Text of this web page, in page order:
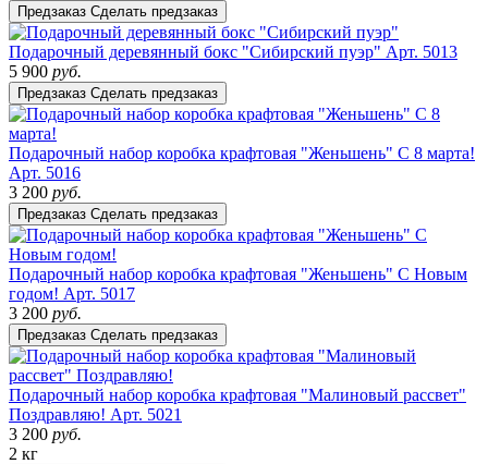
Предзаказ Сделать предзаказ
Подарочный деревянный бокс "Сибирский пуэр" Арт. 5013
5 900 руб.
Предзаказ Сделать предзаказ
Подарочный набор коробка крафтовая "Женьшень" С 8 марта!
Арт. 5016
3 200 руб.
Предзаказ Сделать предзаказ
Подарочный набор коробка крафтовая "Женьшень" С Новым
годом! Арт. 5017
3 200 руб.
Предзаказ Сделать предзаказ
Подарочный набор коробка крафтовая "Малиновый рассвет"
Поздравляю! Арт. 5021
3 200 руб.
2 кг